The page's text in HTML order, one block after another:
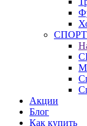
Акции
Блог
Как купить